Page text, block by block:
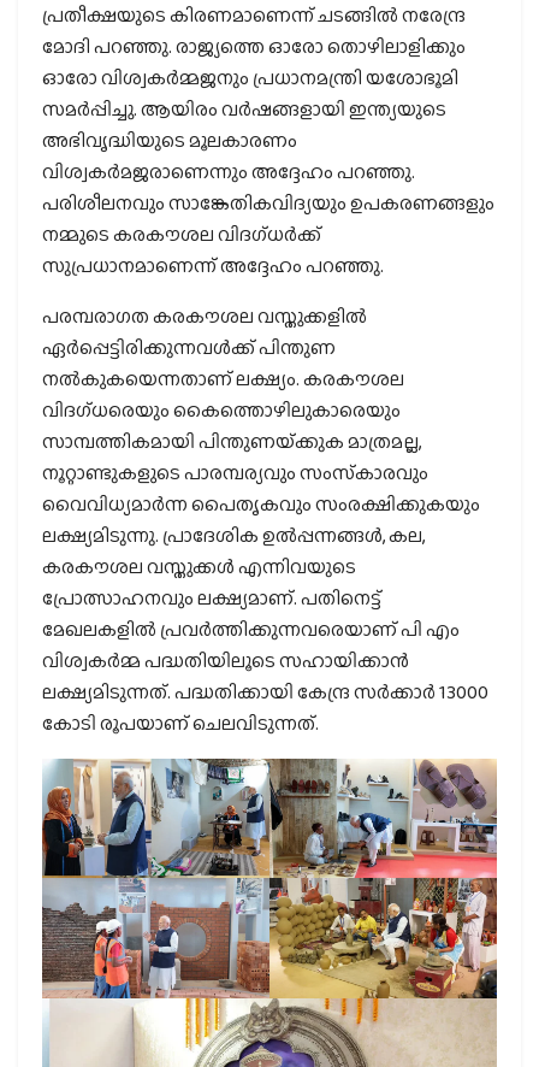
പ്രതീക്ഷയുടെ കിരണമാണെന്ന് ചടങ്ങില്‍ നരേന്ദ്ര
മോദി പറഞ്ഞു. രാജ്യത്തെ ഓരോ തൊഴിലാളിക്കും
ഓരോ വിശ്വകര്‍മ്മജനും പ്രധാനമന്ത്രി യശോഭൂമി
സമര്‍പ്പിച്ചു. ആയിരം വര്‍ഷങ്ങളായി ഇന്ത്യയുടെ
അഭിവൃദ്ധിയുടെ മൂലകാരണം
വിശ്വകര്‍മജരാണെന്നും അദ്ദേഹം പറഞ്ഞു.
പരിശീലനവും സാങ്കേതികവിദ്യയും ഉപകരണങ്ങളും
നമ്മുടെ കരകൗശല വിദഗ്ധര്‍ക്ക്
സുപ്രധാനമാണെന്ന് അദ്ദേഹം പറഞ്ഞു.
പരമ്പരാഗത കരകൗശല വസ്തുക്കളില്‍
ഏര്‍പ്പെട്ടിരിക്കുന്നവള്‍ക്ക് പിന്തുണ
നല്‍കുകയെന്നതാണ് ലക്ഷ്യം. കരകൗശല
വിദഗ്ധരെയും കൈത്തൊഴിലുകാരെയും
സാമ്പത്തികമായി പിന്തുണയ്‌ക്കുക മാത്രമല്ല,
നൂറ്റാണ്ടുകളുടെ പാരമ്പര്യവും സംസ്‌കാരവും
വൈവിധ്യമാര്‍ന്ന പൈതൃകവും സംരക്ഷിക്കുകയും
ലക്ഷ്യമിടുന്നു. പ്രാദേശിക ഉല്‍പ്പന്നങ്ങള്‍, കല,
കരകൗശല വസ്തുക്കള്‍ എന്നിവയുടെ
പ്രോത്സാഹനവും ലക്ഷ്യമാണ്. പതിനെട്ട്
മേഖലകളില്‍ പ്രവര്‍ത്തിക്കുന്നവരെയാണ് പി എം
വിശ്വകര്‍മ്മ പദ്ധതിയിലൂടെ സഹായിക്കാന്‍
ലക്ഷ്യമിടുന്നത്. പദ്ധതിക്കായി കേന്ദ്ര സര്‍ക്കാര്‍ 13000
കോടി രൂപയാണ് ചെലവിടുന്നത്.